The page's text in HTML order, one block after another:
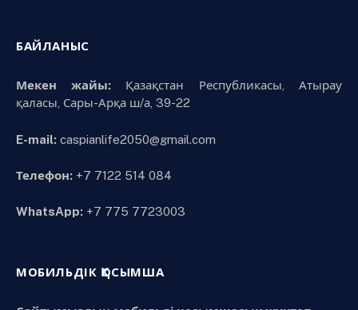
БАЙЛАНЫС
Мекен жайы:Қазақстан Республикасы, Атырау
қаласы, Сары-Арқа ш/а, 39-22
E-mail: caspianlife2050@gmail.com
Телефон: +7 7122 514 084
WhatsApp: +7 775 7723003
МОБИЛЬДІК ҚОСЫМША